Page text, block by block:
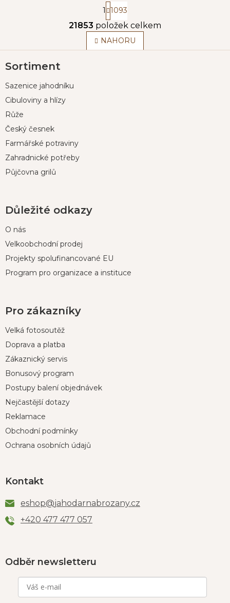
O
v
l
S
t
r
á
n
k
1 1093
21853 položek celkem
NAHORU
á
a
Sortiment
Sazenice jahodníku
Cibuloviny a hlízy
Růže
Český česnek
Farmářské potraviny
Zahradnické potřeby
Půjčovna grilů
Důležité odkazy
O nás
Velkoobchodní prodej
Projekty spolufinancované EU
Program pro organizace a instituce
Pro zákazníky
Velká fotosoutěž
Doprava a platba
Zákaznický servis
Bonusový program
Postupy balení objednávek
Nejčastější dotazy
Reklamace
Obchodní podmínky
Ochrana osobních údajů
Kontakt
eshop@jahodarnabrozany.cz
+420 477 477 057
Odběr newsletteru